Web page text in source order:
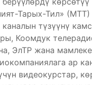
Тарых-Тил» (МТТ)
каналын түзүүнү
Коомдук
ЭлТР жана
ар
видеокурстар,